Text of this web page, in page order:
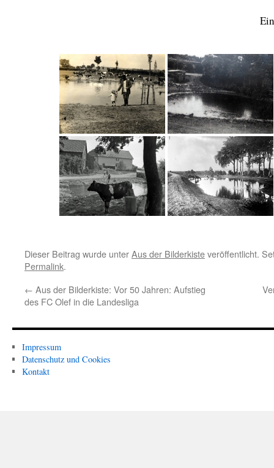
Dieser Beitrag wurde unterAus der Bilderkisteveröffentlicht.
Permalink.
← Aus der Bilderkiste: Vor 50 Jahren: Aufstieg
des FC Olef in die Landesliga
Impressum
Datenschutz und Cookies
Kontakt